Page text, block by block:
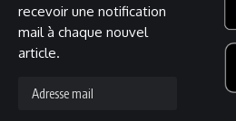
recevoir une notification
mail à chaque nouvel
article.
mail